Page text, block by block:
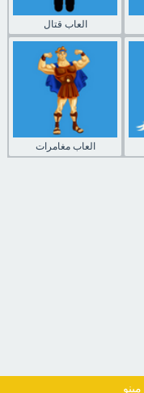
العاب قتال
العاب مغامرات